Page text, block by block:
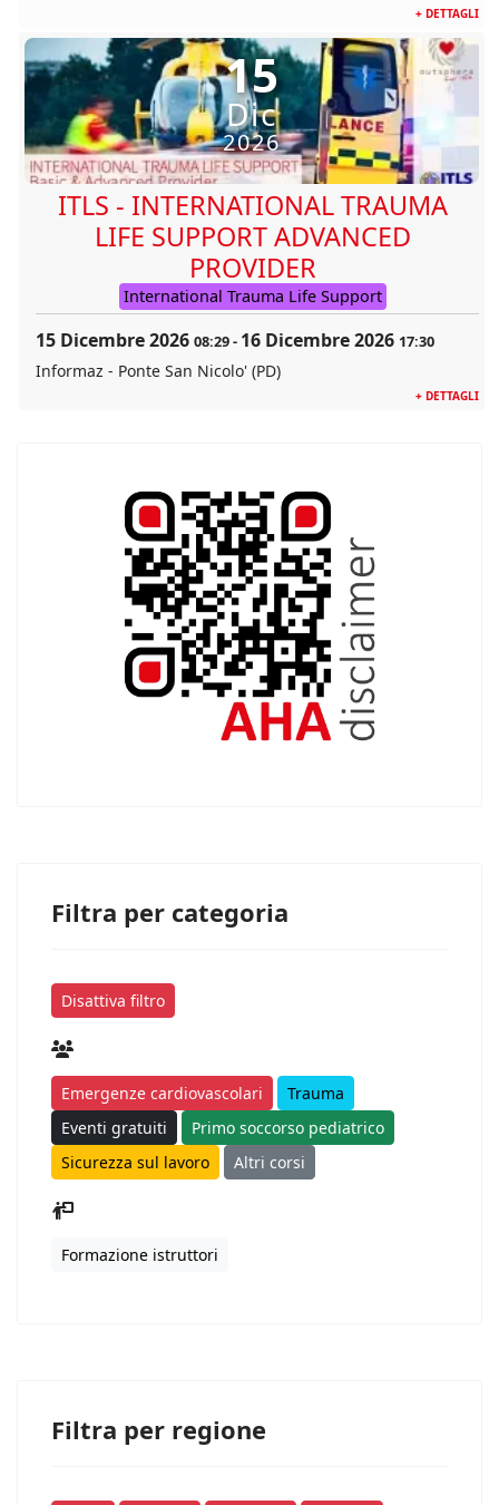
+ DETTAGLI
15
Dic
2026
ITLS - INTERNATIONAL TRAUMA
LIFE SUPPORT ADVANCED
PROVIDER
International Trauma Life Support
15 Dicembre 2026 08:29- 16 Dicembre 2026 17:30
Informaz - Ponte San Nicolo' (PD)
+ DETTAGLI
Filtra per categoria
Disattiva filtro
Emergenze cardiovascolari
Trauma
Eventi gratuiti
Primo soccorso pediatrico
Sicurezza sul lavoro
Altri corsi
Formazione istruttori
Filtra per regione